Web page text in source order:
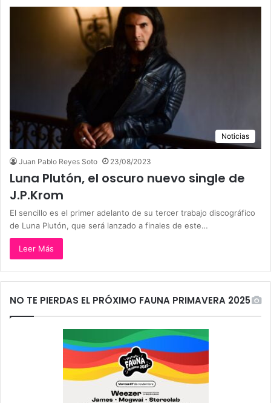
Noticias
Juan Pablo Reyes Soto 23/08/2023
Luna Plutón, el oscuro nuevo single de
J.P.Krom
El sencillo es el primer adelanto de su tercer trabajo discográfico
de Luna Plutón, que será lanzado a finales de este…
Leer Más
NO TE PIERDAS EL PRÓXIMO FAUNA PRIMAVERA 2025